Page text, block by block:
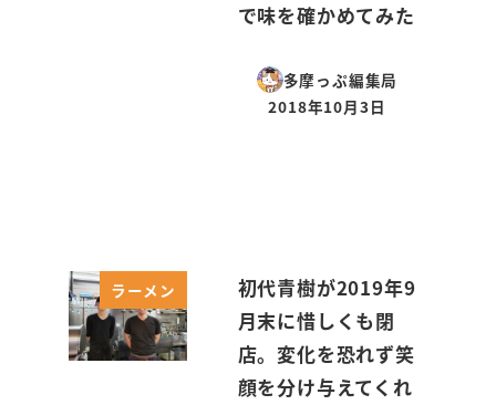
で味を確かめてみた
多摩っぷ編集局
投稿日
2018年10月3日
ラーメン
初代青樹が2019年9
月末に惜しくも閉
店。変化を恐れず笑
顔を分け与えてくれ